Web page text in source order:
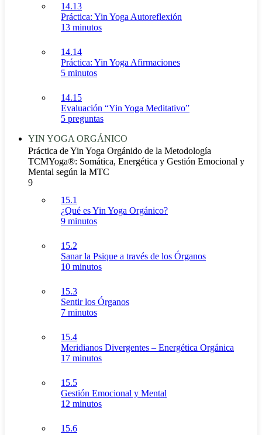
14.13
Práctica: Yin Yoga Autoreflexión
13 minutos
14.14
Práctica: Yin Yoga Afirmaciones
5 minutos
14.15
Evaluación “Yin Yoga Meditativo”
5 preguntas
YIN YOGA ORGÁNICO
Práctica de Yin Yoga Orgánido de la Metodología
TCMYoga®: Somática, Energética y Gestión Emocional y
Mental según la MTC
9
15.1
¿Qué es Yin Yoga Orgánico?
9 minutos
15.2
Sanar la Psique a través de los Órganos
10 minutos
15.3
Sentir los Órganos
7 minutos
15.4
Meridianos Divergentes – Energética Orgánica
17 minutos
15.5
Gestión Emocional y Mental
12 minutos
15.6